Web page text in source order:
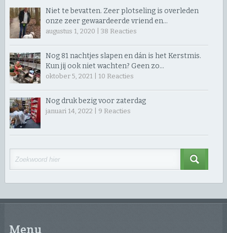
Niet te bevatten. Zeer plotseling is overleden
onze zeer gewaardeerde vriend en…
augustus 1, 2020 | 38 Reacties
Nog 81 nachtjes slapen en dán is het Kerstmis.
Kun jij ook niet wachten? Geen zo…
oktober 5, 2021 | 10 Reacties
Nog druk bezig voor zaterdag
januari 14, 2022 | 9 Reacties
Menu